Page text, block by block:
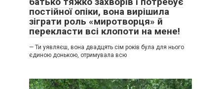
постійної опіки, вона вирішила
зіграти роль «миротворця» й
перекласти всі клопоти на мене!
— Ти уявляєш, вона двадцять сім років була для нього
єдиною донькою, отримувала всю